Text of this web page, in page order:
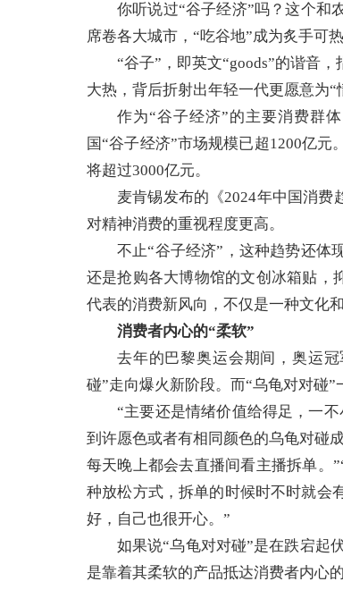
你听说过“谷子经济”吗？这个和
席卷各大城市，“吃谷地”成为炙手可热
“谷子”，即英文“goods”的谐音
大热，背后折射出年轻一代更愿意为“
作为“谷子经济”的主要消费群
国“谷子经济”市场规模已超1200亿
将超过3000亿元。
麦肯锡发布的《2024年中国消费
对精神消费的重视程度更高。
不止“谷子经济”，这种趋势还体
还是抢购各大博物馆的文创冰箱贴
代表的消费新风向，不仅是一种文化
消费者内心的“柔软”
去年的巴黎奥运会期间，奥运
碰”走向爆火新阶段。而“乌龟对对碰”
“主要还是情绪价值给得足，一
到许愿色或者有相同颜色的乌龟对碰
每天晚上都会去直播间看主播拆单。
种放松方式，拆单的时候时不时就会
好，自己也很开心。”
如果说“乌龟对对碰”是在跌宕起
是靠着其柔软的产品抵达消费者内心的